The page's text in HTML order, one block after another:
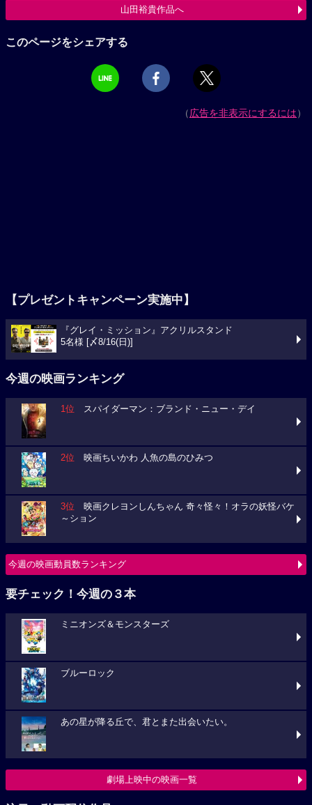
山田裕貴作品へ
このページをシェアする
（広告を非表示にするには）
【プレゼントキャンペーン実施中】
『グレイ・ミッション』アクリルスタンド
5名様 [〆8/16(日)]
今週の映画ランキング
1位 スパイダーマン：ブランド・ニュー・デイ
2位 映画ちいかわ 人魚の島のひみつ
3位 映画クレヨンしんちゃん 奇々怪々！オラの妖怪バケ
～ション
今週の映画動員数ランキング
要チェック！今週の３本
ミニオンズ＆モンスターズ
ブルーロック
あの星が降る丘で、君とまた出会いたい。
劇場上映中の映画一覧